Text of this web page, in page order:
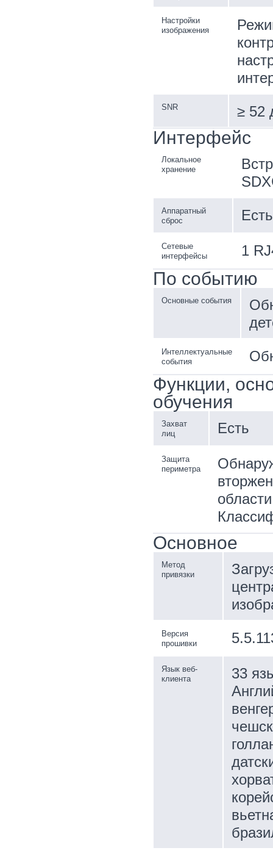
Настройки
изображения
SNR ≥ 52
Интерфейс
Локальное
хранение
Аппаратный
сброс
Есть
Сетевые
интерфейсы
1
По событию
Основные события
Интеллектуальные
события
Функции,
обучения
Захват
лиц
Есть
Защита
периметра
области
Основное
Метод
привязки
Версия
прошивки
Язык веб-
клиента
33